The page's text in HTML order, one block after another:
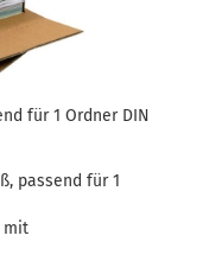
für 1 Ordner DIN
passend für 1
mit